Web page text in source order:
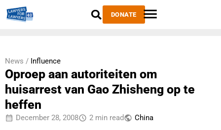
DONATE
News / Influence
Oproep aan autoriteiten om
huisarrest van Gao Zhisheng op te
heffen
December 28, 2008 2 min read China